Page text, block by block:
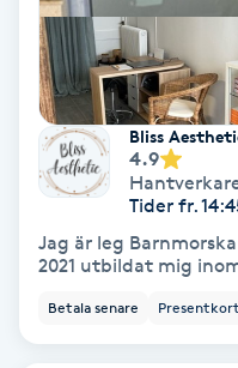
Barber
Barnklippning
BIAB
Bliss
4.9
Tider fr.
Jag är leg
2021 utbildat mig
Betala senare